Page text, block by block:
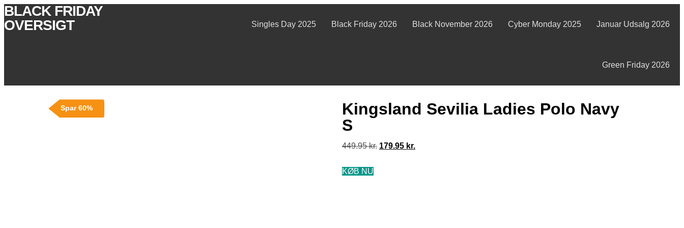
BLACK FRIDAY
OVERSIGT
Singles Day 2025 Black Friday 2026 Black November 2026 Cyber Monday 2025 Januar Udsalg 2026
Green Friday 2026
Spar 60%
Kingsland Sevilia Ladies Polo Navy
S
449.95kr. 179.95 kr.
KØB NU